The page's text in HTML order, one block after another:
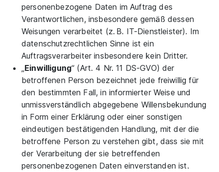
personenbezogene Daten im Auftrag des
Verantwortlichen, insbesondere gemäß dessen
Weisungen verarbeitet (z. B. IT-Dienstleister). Im
datenschutzrechtlichen Sinne ist ein
Auftragsverarbeiter insbesondere kein Dritter.
„Einwilligung“ (Art. 4 Nr. 11 DS-GVO) der
betroffenen Person bezeichnet jede freiwillig für
den bestimmten Fall, in informierter Weise und
unmissverständlich abgegebene Willensbekundung
in Form einer Erklärung oder einer sonstigen
eindeutigen bestätigenden Handlung, mit der die
betroffene Person zu verstehen gibt, dass sie mit
der Verarbeitung der sie betreffenden
personenbezogenen Daten einverstanden ist.